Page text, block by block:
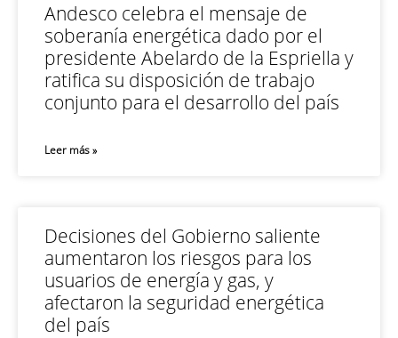
Andesco celebra el mensaje de
soberanía energética dado por el
presidente Abelardo de la Espriella y
ratifica su disposición de trabajo
conjunto para el desarrollo del país
Leer más »
Decisiones del Gobierno saliente
aumentaron los riesgos para los
usuarios de energía y gas, y
afectaron la seguridad energética
del país